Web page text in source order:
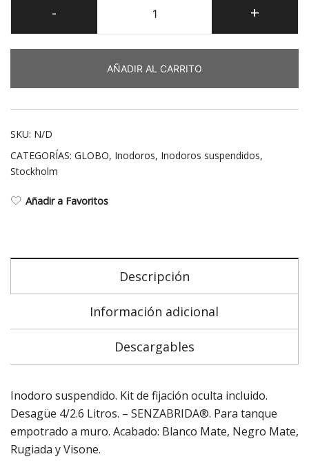
-
Inodoro
suspendido
+
AÑADIR AL CARRITO
SKU: N/D
CATEGORÍAS: GLOBO, Inodoros, Inodoros suspendidos,
Stockholm
Añadir a Favoritos
Descripción
Información adicional
Descargables
Inodoro suspendido. Kit de fijación oculta incluido.
Desagüe 4/2.6 Litros. – SENZABRIDA®. Para tanque
empotrado a muro. Acabado: Blanco Mate, Negro Mate,
Rugiada y Visone.